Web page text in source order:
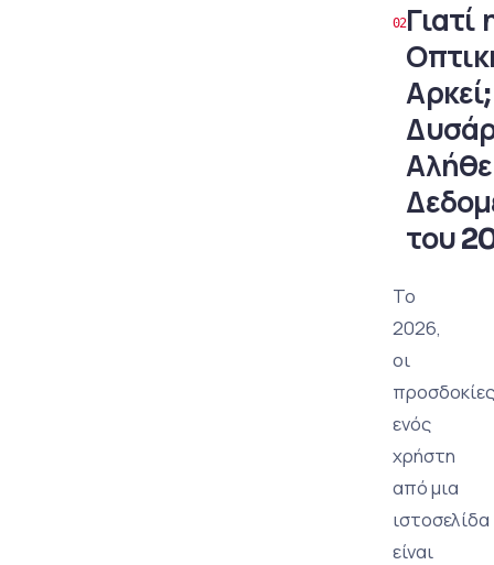
Γιατί
Αρκεί;
του
Το
2026,
οι
προσδοκίες
ενός
χρήστη
από μια
ιστοσελίδα
είναι